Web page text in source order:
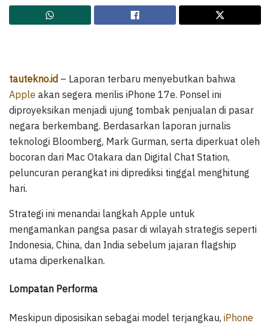
tautekno.id – Laporan terbaru menyebutkan bahwa
Apple akan segera merilis iPhone 17e. Ponsel ini
diproyeksikan menjadi ujung tombak penjualan di pasar
negara berkembang. Berdasarkan laporan jurnalis
teknologi Bloomberg, Mark Gurman, serta diperkuat oleh
bocoran dari Mac Otakara dan Digital Chat Station,
peluncuran perangkat ini diprediksi tinggal menghitung
hari.
Strategi ini menandai langkah Apple untuk
mengamankan pangsa pasar di wilayah strategis seperti
Indonesia, China, dan India sebelum jajaran flagship
utama diperkenalkan.
Lompatan Performa
Meskipun diposisikan sebagai model terjangkau, iPhone